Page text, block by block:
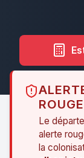
ROUGE
Le
alerte
la